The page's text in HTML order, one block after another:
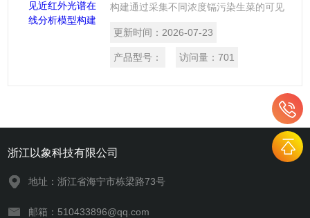
构建通过采集不同浓度镉污染生菜的可见
镉污染程度的关联，运用先进建模算法构
建精准在线分析模型，为蔬菜镉污染快
更新时间： 2026-07-23
产品型号： 访问量：701
浙江以象科技有限公司
地址：浙江省海宁市栋梁路73号
邮箱：510433896@qq.com